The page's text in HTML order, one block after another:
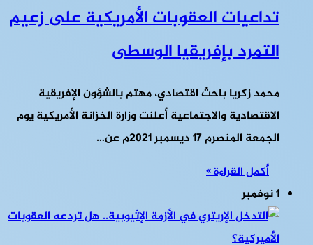
تداعيات العقوبات الأمريكية على زعيم
التمرد بإفريقيا الوسطى
محمد زكريا باحث اقتصادي، مهتم بالشؤون الإفريقية
الاقتصادية والاجتماعية أعلنت وزارة الخزانة الأمريكية يوم
الجمعة المنصرم 17 ديسمبر 2021م عن…
أكمل القراءة »
1 نوفمبر